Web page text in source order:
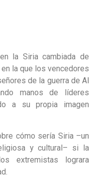
la Siria cambiada de
la que los vencedores
de la guerra de Al
manos de líderes
a su propia imagen
cómo sería Siria –un
y cultural– si la
extremistas lograra